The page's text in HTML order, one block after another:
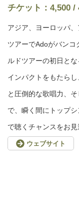
チケット：4,500 /
アジア、ヨーロッパ
ツアーでAdoがバンコ
ルドツアーの初日と
インパクトをもたら
と圧倒的な歌唱力、
で、瞬く間にトップ
で聴くチャンスをお見
ウェブサイト